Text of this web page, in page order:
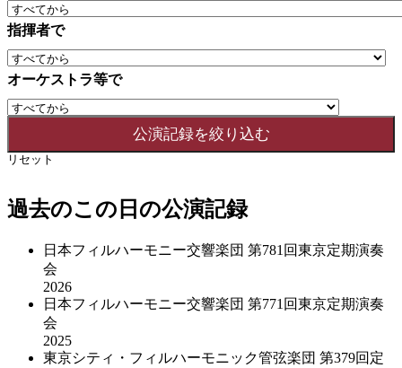
指揮者で
オーケストラ等で
リセット
過去のこの日の公演記録
日本フィルハーモニー交響楽団 第781回東京定期演奏
会
2026
日本フィルハーモニー交響楽団 第771回東京定期演奏
会
2025
東京シティ・フィルハーモニック管弦楽団 第379回定